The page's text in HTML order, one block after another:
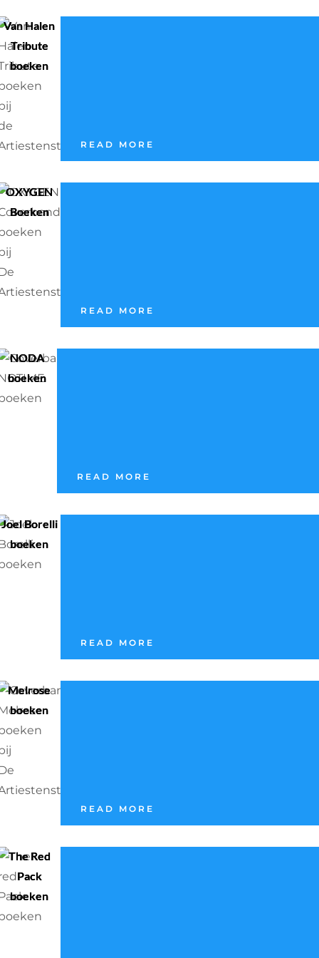
Van Halen
Tribute
boeken
READ MORE
OXYGEN
Boeken
READ MORE
NODA
boeken
READ MORE
Joel Borelli
boeken
READ MORE
Melrose
boeken
READ MORE
The Red
Pack
boeken